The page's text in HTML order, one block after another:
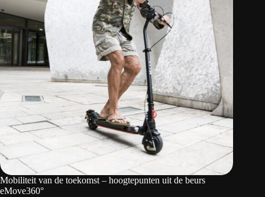
Mobiliteit van de toekomst – hoogtepunten uit de beurs
eMove360°